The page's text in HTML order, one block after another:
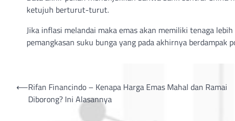
ketujuh berturut-turut.
Jika inflasi melandai maka emas akan memiliki tenaga
pemangkasan suku bunga yang pada akhirnya berdampak
Post
navigation
⟵Rifan Financindo – Kenapa Harga Emas Mahal dan Ramai
Diborong? Ini Alasannya